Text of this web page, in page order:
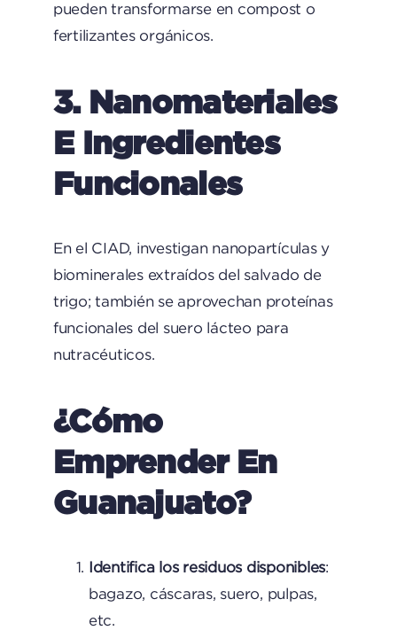
pueden transformarse en compost o
fertilizantes orgánicos.
3. Nanomateriales
E Ingredientes
Funcionales
En el CIAD, investigan nanopartículas y
biominerales extraídos del salvado de
trigo; también se aprovechan proteínas
funcionales del suero lácteo para
nutracéuticos.
¿Cómo
Emprender En
Guanajuato?
Identifica los residuos disponibles:
bagazo, cáscaras, suero, pulpas,
etc.